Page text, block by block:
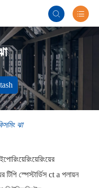
 
ঝা
টিপি স্পেস্টার্ডিস ct а পলায়ন